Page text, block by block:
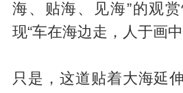
海、贴海、见海”的观
现“车在海边走，人于画中
只是，这道贴着大海延